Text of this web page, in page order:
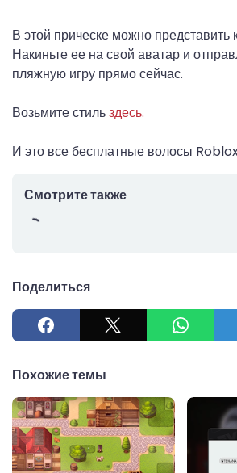
В этой прическе можно представить
Накиньте ее на свой аватар и
пляжную игру прямо сейчас.
Возьмите стильздесь.
И это все бесплатные волосы
Смотрите также
Поделиться
Похожие темы